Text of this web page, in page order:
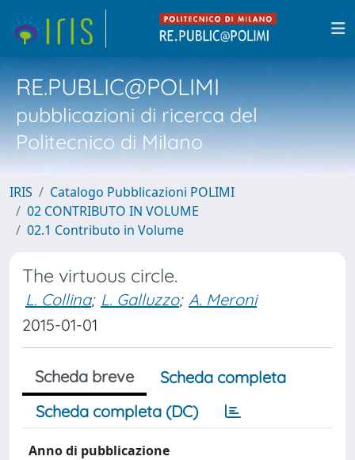
RE.PUBLIC@POLIMI
pubblicazioni di ricerca del
Politecnico di Milano
IRIS
Catalogo Pubblicazioni POLIMI
02 CONTRIBUTO IN VOLUME
02.1 Contributo in Volume
The virtuous circle.
L. Collina; L. Galluzzo; A. Meroni
2015-01-01
Scheda breve
Scheda completa
Scheda completa (DC)
Anno di pubblicazione